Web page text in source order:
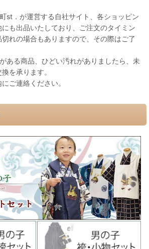
st．が運営する自社サイト、各ショッピン
も出品いたしており、ご注文のタイミン
れの場合もありますので、その際はご了
ある商品、ひどい汚れがありましたら、未
を承ります。
ご連絡ください。